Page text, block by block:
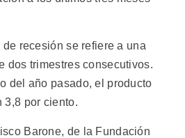
recesión se refiere a una
dos trimestres consecutivos.
del año pasado, el producto
3,8 por ciento.
Barone, de la Fundación